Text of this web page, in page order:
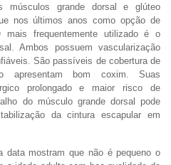
músculos grande dorsal e glúteo
nos últimos anos como opção de
mais frequentemente utilizado é o
Ambos possuem vascularização
São passíveis de cobertura de
apresentam bom coxim. Suas
prolongado e maior risco de
do músculo grande dorsal pode
da cintura escapular em
data mostram que não é pequeno o